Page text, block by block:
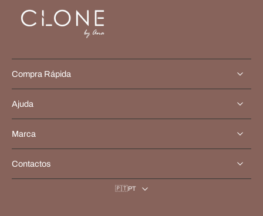
Compra Rápida
Ajuda
Marca
Contactos
🇵🇹PT